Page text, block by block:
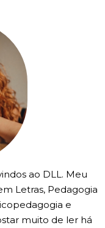
ao DLL. Meu
Letras, Pedagogia
e
muito de ler há